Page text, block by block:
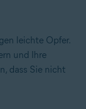
leichte Opfer.
und Ihre
dass Sie nicht